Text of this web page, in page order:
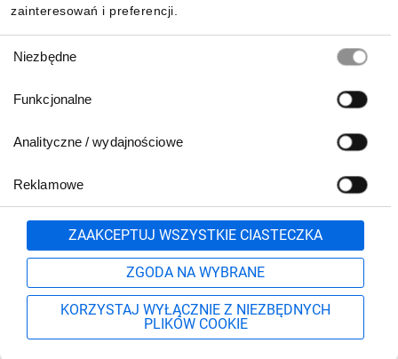
zainteresowań i preferencji.
zgody
Niezbędne
Funkcjonalne
Analityczne / wydajnościowe
Reklamowe
ZAAKCEPTUJ WSZYSTKIE CIASTECZKA
ZGODA NA WYBRANE
KORZYSTAJ WYŁĄCZNIE Z NIEZBĘDNYCH
PLIKÓW COOKIE
801 500 700 lub
71 37 61 600
Formularz kontaktowy